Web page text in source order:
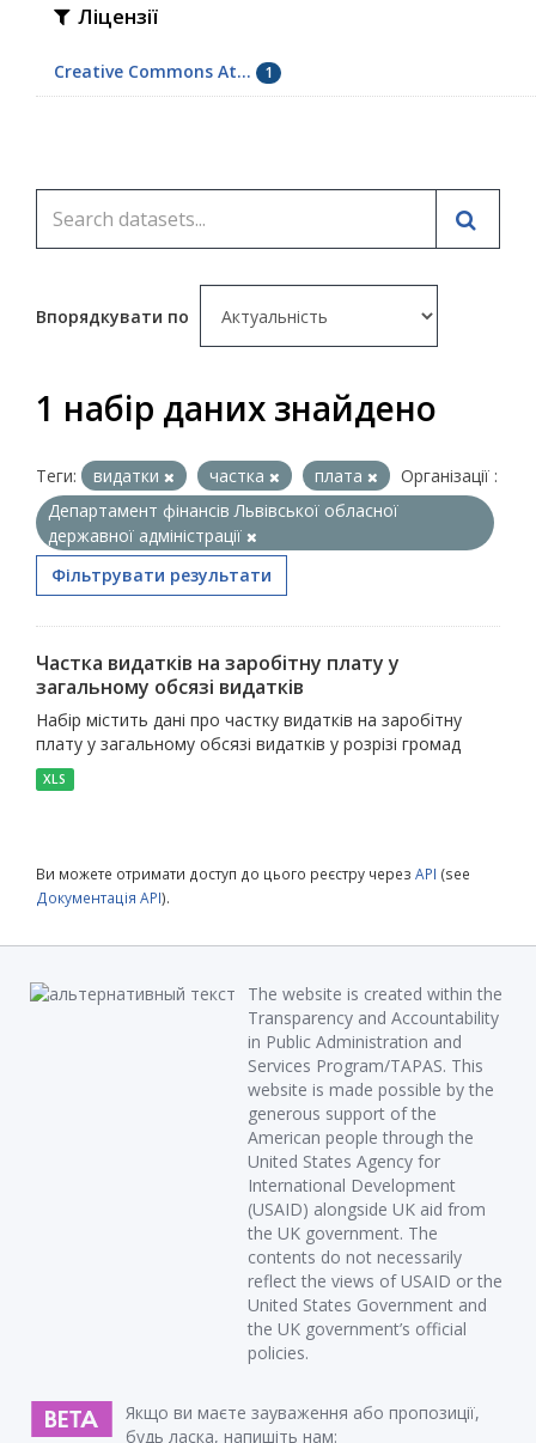
Ліцензії
Creative Commons At... 1
Впорядкувати по
1 набір даних знайдено
Теги: видатки частка плата
Організації :
Департамент фінансів Львівської обласної
державної адміністрації
Фільтрувати результати
Частка видатків на заробітну плату у
загальному обсязі видатків
Набір містить дані про частку видатків на заробітну
плату у загальному обсязі видатків у розрізі громад
XLS
Ви можете отримати доступ до цього реєстру через API (see
Документація API).
The website is created within the
Transparency and Accountability
in Public Administration and
Services Program/TAPAS. This
website is made possible by the
generous support of the
American people through the
United States Agency for
International Development
(USAID) alongside UK aid from
the UK government. The
contents do not necessarily
reflect the views of USAID or the
United States Government and
the UK government’s official
policies.
Якщо ви маєте зауваження або пропозиції,
будь ласка, напишіть нам: